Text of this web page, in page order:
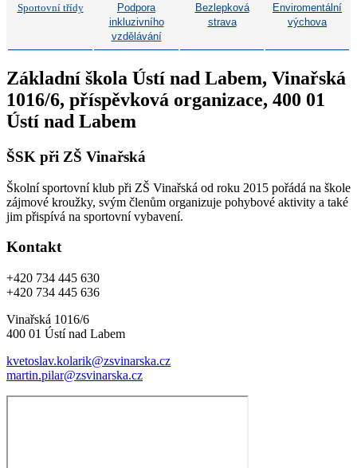
Sportovní třídy
Podpora
inkluzivního
vzdělávání
Bezlepková
strava
Enviromentální
výchova
Základní škola Ústí nad Labem, Vinařská
1016/6, příspěvková organizace, 400 01
Ústí nad Labem
ŠSK při ZŠ Vinařská
Školní sportovní klub při ZŠ Vinařská od roku 2015 pořádá na škole
zájmové kroužky, svým členům organizuje pohybové aktivity a také
jim přispívá na sportovní vybavení.
Kontakt
+420 734 445 630
+420 734 445 636
Vinařská 1016/6
400 01 Ústí nad Labem
kvetoslav.kolarik@zsvinarska.cz
martin.pilar@zsvinarska.cz